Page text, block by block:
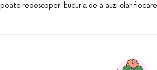
poate redescoperi bucuria de a auzi clar fiecare